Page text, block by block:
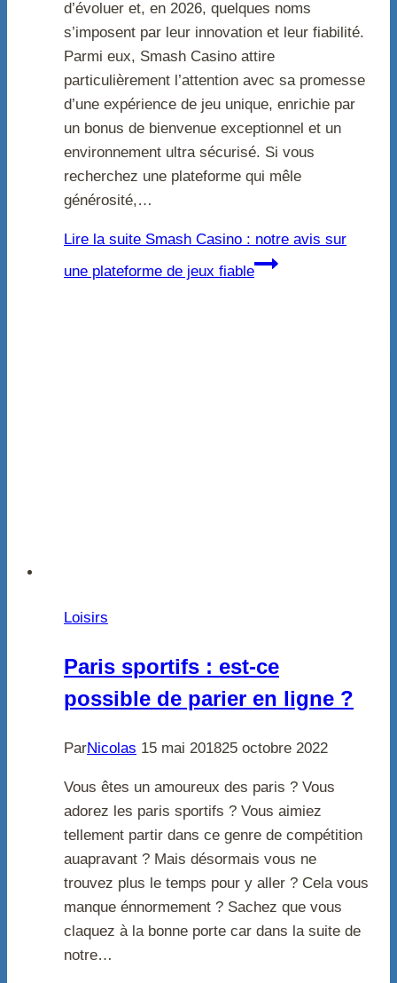
d’évoluer et, en 2026, quelques noms
s’imposent par leur innovation et leur fiabilité.
Parmi eux, Smash Casino attire
particulièrement l’attention avec sa promesse
d’une expérience de jeu unique, enrichie par
un bonus de bienvenue exceptionnel et un
environnement ultra sécurisé. Si vous
recherchez une plateforme qui mêle
générosité,…
Lire la suite Smash Casino : notre avis sur
une plateforme de jeux fiable
Loisirs
Paris sportifs : est-ce
possible de parier en ligne ?
ParNicolas 15 mai 201825 octobre 2022
Vous êtes un amoureux des paris ? Vous
adorez les paris sportifs ? Vous aimiez
tellement partir dans ce genre de compétition
auapravant ? Mais désormais vous ne
trouvez plus le temps pour y aller ? Cela vous
manque énnormement ? Sachez que vous
claquez à la bonne porte car dans la suite de
notre…